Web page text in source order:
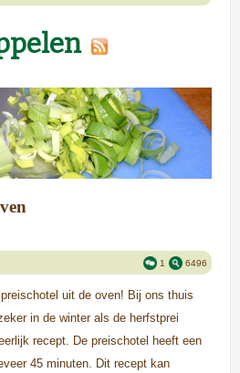
6496
1
uit de oven! Bij ons thuis
in de winter als de herfstprei
recept. De preischotel heeft een
45 minuten. Dit recept kan